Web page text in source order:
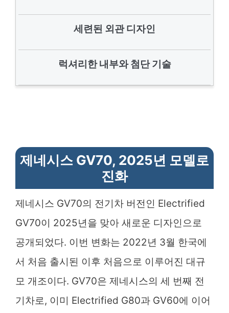
세련된 외관 디자인
럭셔리한 내부와 첨단 기술
제네시스 GV70, 2025년 모델로
진화
제네시스 GV70의 전기차 버전인 Electrified
GV70이 2025년을 맞아 새로운 디자인으로
공개되었다. 이번 변화는 2022년 3월 한국에
서 처음 출시된 이후 처음으로 이루어진 대규
모 개조이다. GV70은 제네시스의 세 번째 전
기차로, 이미 Electrified G80과 GV60에 이어